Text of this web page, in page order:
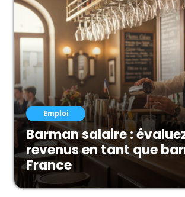
Emploi
Barman salaire :
revenus en tant que
France